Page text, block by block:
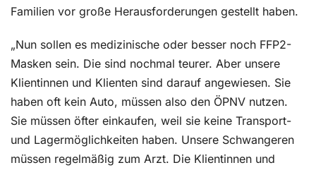
Familien vor große Herausforderungen gestellt haben.
„Nun sollen es medizinische oder besser noch FFP2-
Masken sein. Die sind nochmal teurer. Aber unsere
Klientinnen und Klienten sind darauf angewiesen. Sie
haben oft kein Auto, müssen also den ÖPNV nutzen.
Sie müssen öfter einkaufen, weil sie keine Transport-
und Lagermöglichkeiten haben. Unsere Schwangeren
müssen regelmäßig zum Arzt. Die Klientinnen und